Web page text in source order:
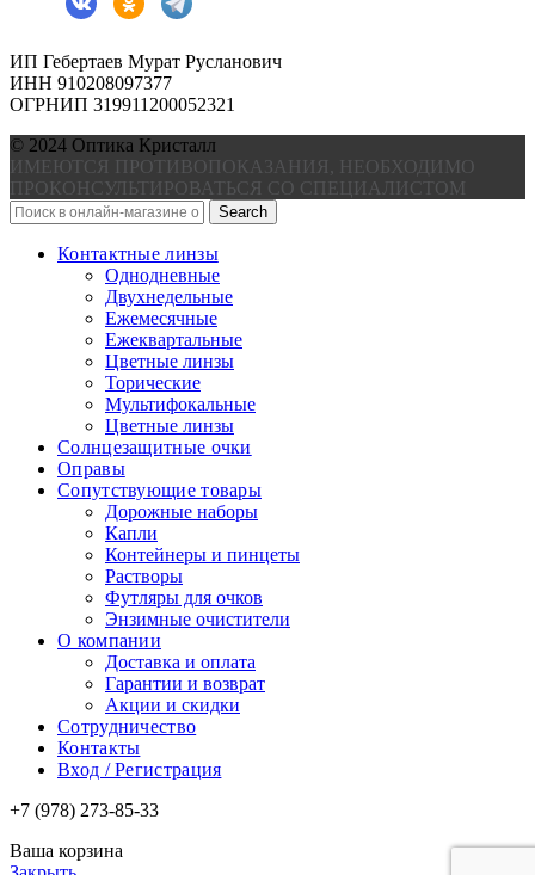
ИП Гебертаев Мурат Русланович
ИНН 910208097377
ОГРНИП 319911200052321
© 2024 Оптика Кристалл
ИМЕЮТСЯ ПРОТИВОПОКАЗАНИЯ, НЕОБХОДИМО
ПРОКОНСУЛЬТИРОВАТЬСЯ СО СПЕЦИАЛИСТОМ
Search
Контактные линзы
Однодневные
Двухнедельные
Ежемесячные
Ежеквартальные
Цветные линзы
Торические
Мультифокальные
Цветные линзы
Солнцезащитные очки
Оправы
Сопутствующие товары
Дорожные наборы
Капли
Контейнеры и пинцеты
Растворы
Футляры для очков
Энзимные очистители
О компании
Доставка и оплата
Гарантии и возврат
Акции и скидки
Сотрудничество
Контакты
Вход / Регистрация
+7 (978) 273-85-33
Ваша корзина